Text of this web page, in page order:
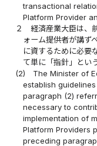
transactional
Platform Provider
２
経済産業大臣は、
ォーム提供者が講ず
に資するために必要
て単に「指針」とい
(2)
The Minister of
establish
paragraph (2)
necessary to
implementation of
Platform Providers
preceding